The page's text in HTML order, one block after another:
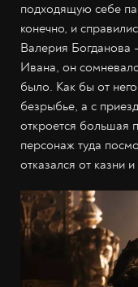
подходящую себе
конечно, и
Валерия Богданова
Ивана, он
было. Как бы от
безрыбье, а с
откроется большая
персонаж туда
отказался от казни